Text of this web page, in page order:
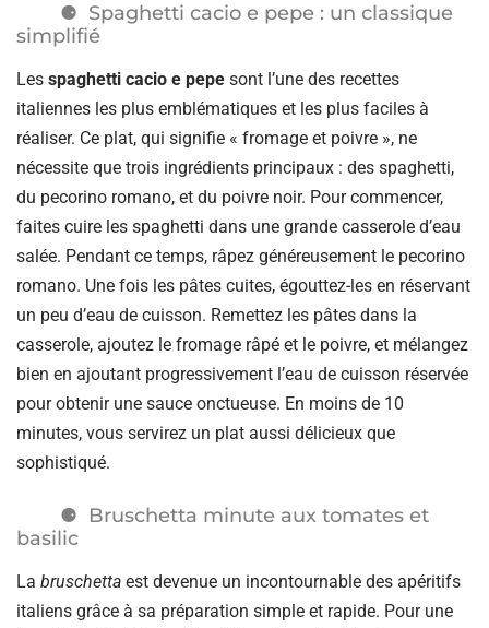
Spaghetti cacio e pepe : un classique
simplifié
Les spaghetti cacio e pepe sont l’une des recettes
italiennes les plus emblématiques et les plus faciles à
réaliser. Ce plat, qui signifie « fromage et poivre », ne
nécessite que trois ingrédients principaux : des spaghetti,
du pecorino romano, et du poivre noir. Pour commencer,
faites cuire les spaghetti dans une grande casserole d’eau
salée. Pendant ce temps, râpez généreusement le pecorino
romano. Une fois les pâtes cuites, égouttez-les en réservant
un peu d’eau de cuisson. Remettez les pâtes dans la
casserole, ajoutez le fromage râpé et le poivre, et mélangez
bien en ajoutant progressivement l’eau de cuisson réservée
pour obtenir une sauce onctueuse. En moins de 10
minutes, vous servirez un plat aussi délicieux que
sophistiqué.
Bruschetta minute aux tomates et
basilic
La bruschetta est devenue un incontournable des apéritifs
italiens grâce à sa préparation simple et rapide. Pour une